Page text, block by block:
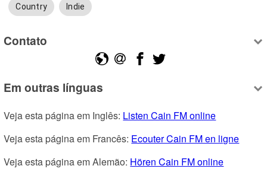
Country Indie
Contato
Em outras línguas
Veja esta página em Inglês: Listen Cain FM online
Veja esta página em Francês: Ecouter Cain FM en ligne
Veja esta página em Alemão: Hören Cain FM online